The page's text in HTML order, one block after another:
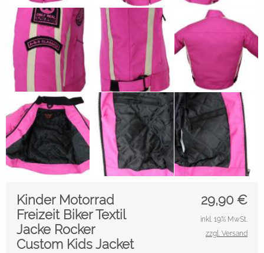
29,90 €
Kinder Motorrad
Freizeit Biker Textil
Jacke Rocker
Custom Kids Jacket
inkl. 19% MwSt.
zzgl. Versand